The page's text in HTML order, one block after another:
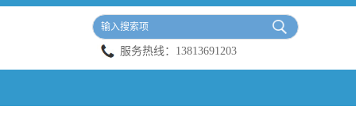
服务热线： 13813691203